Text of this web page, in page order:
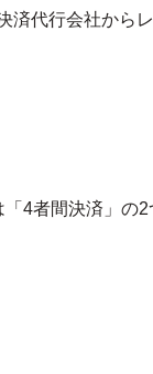
代行会社から
4者間決済」の2